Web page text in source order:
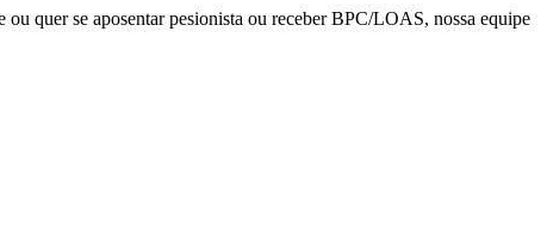
quer se aposentar pesionista ou receber BPC/LOAS, nossa equipe